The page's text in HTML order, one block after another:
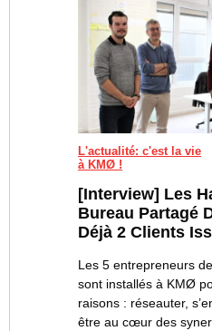
L'actualité: c'est la vie
à KMØ !
[Interview] Les
Bureau Partagé
Déjà 2 Clients
Les 5 entrepreneurs
sont installés à KMØ
raisons : réseauter,
être au cœur des